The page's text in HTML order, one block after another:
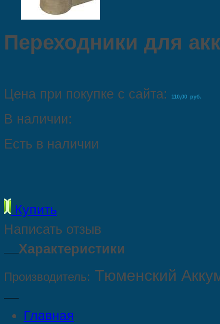
Переходники для
Цена при покупке с сайта: 110,00 руб.
В наличии:
Есть в наличии
Купить
Написать отзыв
Характеристики
Производитель: Тюменский
Главная